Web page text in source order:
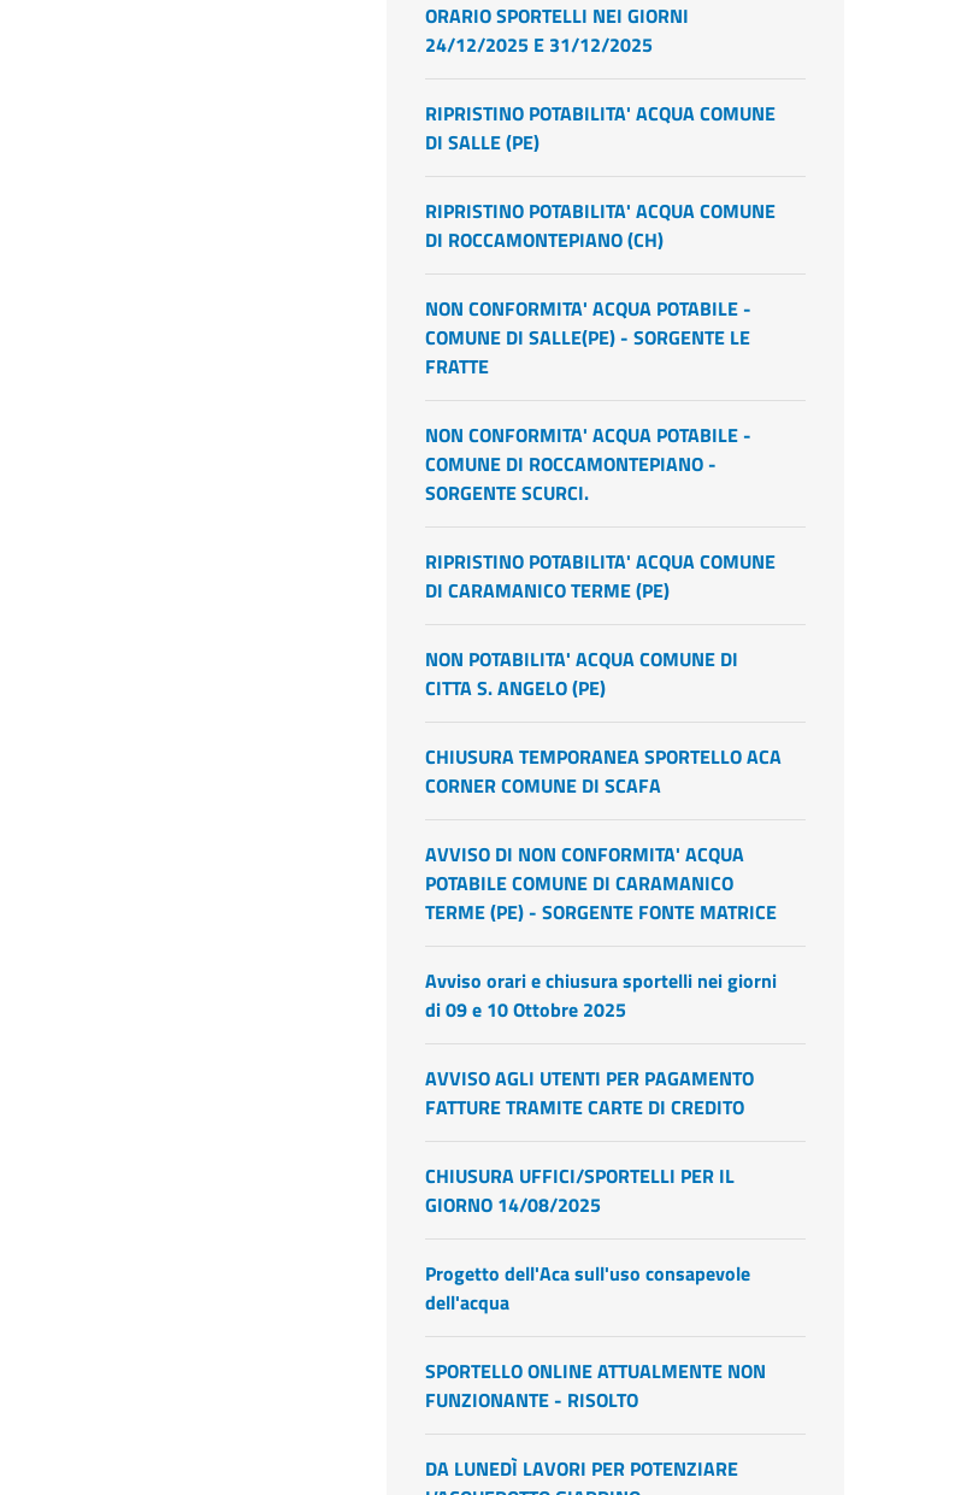
ORARIO SPORTELLI NEI GIORNI
24/12/2025 E 31/12/2025
RIPRISTINO POTABILITA' ACQUA COMUNE
DI SALLE (PE)
RIPRISTINO POTABILITA' ACQUA COMUNE
DI ROCCAMONTEPIANO (CH)
NON CONFORMITA' ACQUA POTABILE -
COMUNE DI SALLE(PE) - SORGENTE LE
FRATTE
NON CONFORMITA' ACQUA POTABILE -
COMUNE DI ROCCAMONTEPIANO -
SORGENTE SCURCI.
RIPRISTINO POTABILITA' ACQUA COMUNE
DI CARAMANICO TERME (PE)
NON POTABILITA' ACQUA COMUNE DI
CITTA S. ANGELO (PE)
CHIUSURA TEMPORANEA SPORTELLO ACA
CORNER COMUNE DI SCAFA
AVVISO DI NON CONFORMITA' ACQUA
POTABILE COMUNE DI CARAMANICO
TERME (PE) - SORGENTE FONTE MATRICE
Avviso orari e chiusura sportelli nei giorni
di 09 e 10 Ottobre 2025
AVVISO AGLI UTENTI PER PAGAMENTO
FATTURE TRAMITE CARTE DI CREDITO
CHIUSURA UFFICI/SPORTELLI PER IL
GIORNO 14/08/2025
Progetto dell'Aca sull'uso consapevole
dell'acqua
SPORTELLO ONLINE ATTUALMENTE NON
FUNZIONANTE - RISOLTO
DA LUNEDÌ LAVORI PER POTENZIARE